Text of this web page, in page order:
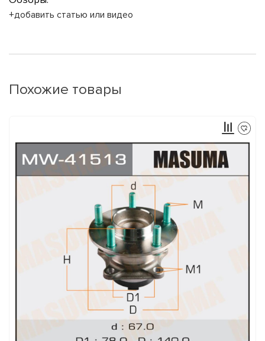
+добавить статью или видео
Похожие товары